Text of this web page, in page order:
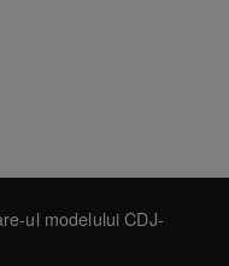
ul modelului CDJ-